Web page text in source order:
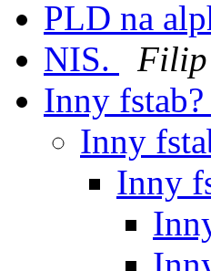
PLD na
NIS.
Filip
Inny fstab?
Inny
Inny